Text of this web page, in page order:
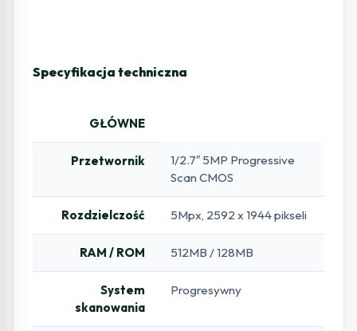
Specyfikacja techniczna
GŁÓWNE
Przetwornik
1/2.7″ 5MP Progressive
Scan CMOS
Rozdzielczość 5Mpx, 2592 x 1944 pikseli
RAM / ROM 512MB / 128MB
System
skanowania
Progresywny